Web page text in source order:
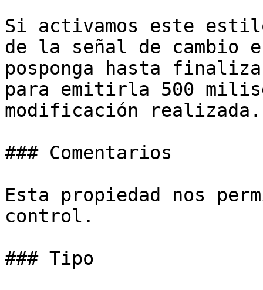
Si activamos este
de la señal de cambio
posponga hasta
para emitirla 500
modificación realizada.
### Comentarios
Esta propiedad nos
control.
### Tipo